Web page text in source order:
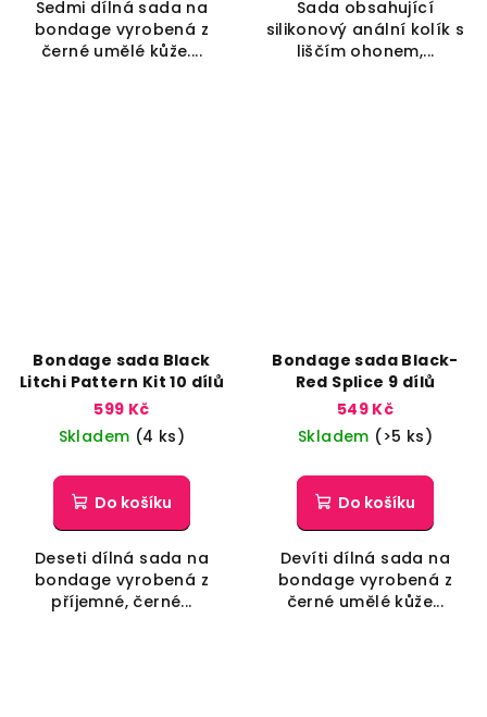
Sedmi dílná sada na
bondage vyrobená z
černé umělé kůže....
Sada obsahující
silikonový anální kolík s
liščím ohonem,...
Bondage sada Black
Litchi Pattern Kit 10 dílů
599 Kč
Skladem (4 ks)
Do košíku
Deseti dílná sada na
bondage vyrobená z
příjemné, černé...
Bondage sada Black-
Red Splice 9 dílů
549 Kč
Skladem (>5 ks)
Do košíku
Devíti dílná sada na
bondage vyrobená z
černé umělé kůže...